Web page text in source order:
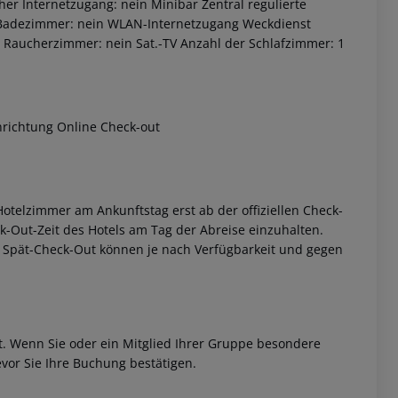
Internetzugang: nein Minibar Zentral regulierte
nein WLAN-Internetzugang Weckdienst
nein Sat.-TV Anzahl der Schlafzimmer: 1
Online Check-out
am Ankunftstag erst ab der offiziellen Check-
Out-Zeit des Hotels am Tag der Abreise einzuhalten.
Check-Out können je nach Verfügbarkeit und gegen
Sie oder ein Mitglied Ihrer Gruppe besondere
Sie Ihre Buchung bestätigen.